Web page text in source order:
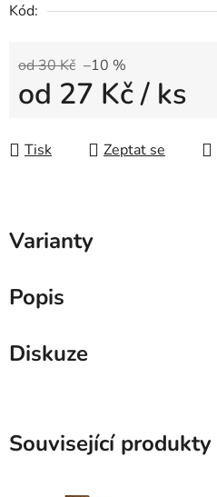
Kód:
od 30 Kč –10 %
od 27 Kč/ ks
Tisk
Zeptat se
Varianty
Popis
Diskuze
Související produkty